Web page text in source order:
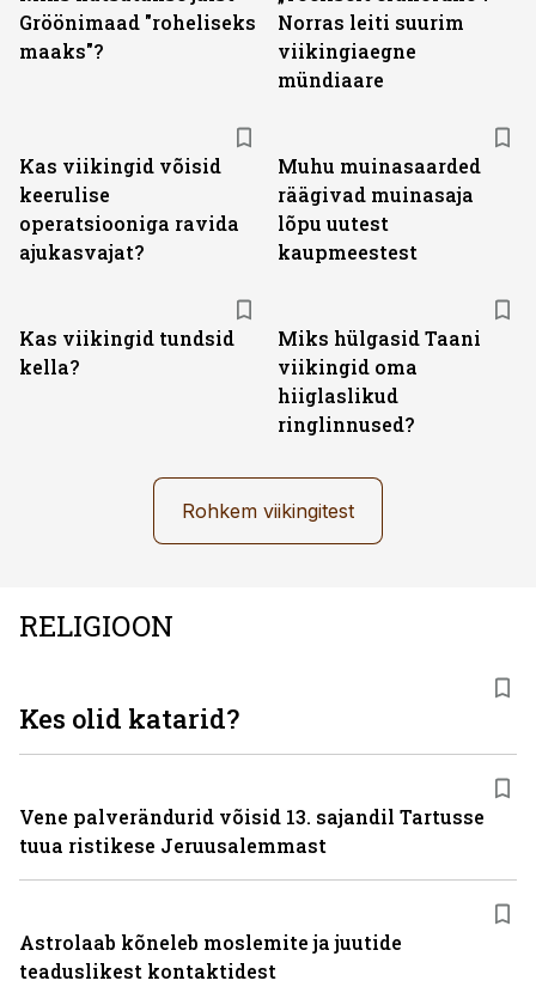
Gröönimaad "roheliseks
maaks"?
Norras leiti suurim
viikingiaegne
mündiaare
Kas viikingid võisid
keerulise
operatsiooniga ravida
ajukasvajat?
Muhu muinasaarded
räägivad muinasaja
lõpu uutest
kaupmeestest
Kas viikingid tundsid
kella?
Miks hülgasid Taani
viikingid oma
hiiglaslikud
ringlinnused?
Rohkem viikingitest
RELIGIOON
Kes olid katarid?
Vene palverändurid võisid 13. sajandil Tartusse
tuua ristikese Jeruusalemmast
Astrolaab kõneleb moslemite ja juutide
teaduslikest kontaktidest